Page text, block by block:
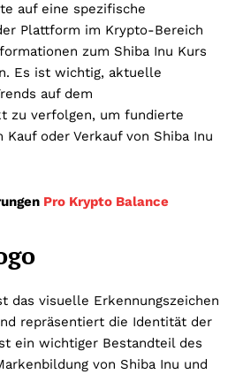
auf eine spezifische
Plattform im Krypto-Bereich
zum Shiba Inu Kurs
Es ist wichtig, aktuelle
auf dem
zu verfolgen, um fundierte
Kauf oder Verkauf von Shiba Inu
Pro Krypto Balance
das visuelle Erkennungszeichen
repräsentiert die Identität der
ein wichtiger Bestandteil des
von Shiba Inu und